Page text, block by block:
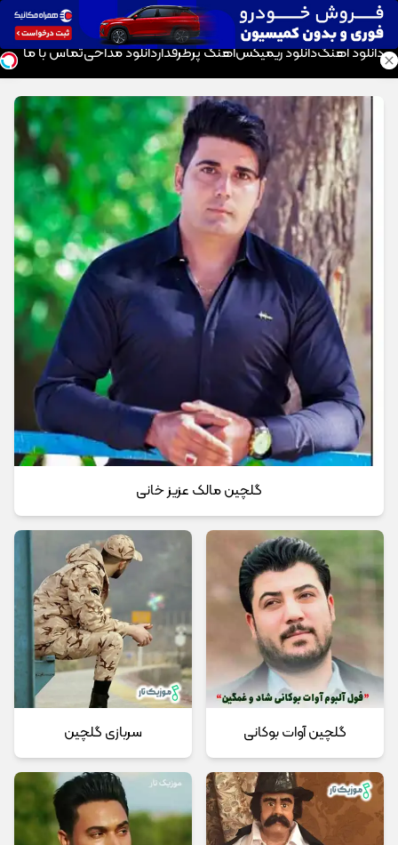
موزیک تار
دانلود آهنگدانلود ریمیکسآهنگ پرطرفداردانلود مداحیتماس با ما
گلچین مالک عزیز خانی
گلچین آوات بوکانی سربازی گلچین